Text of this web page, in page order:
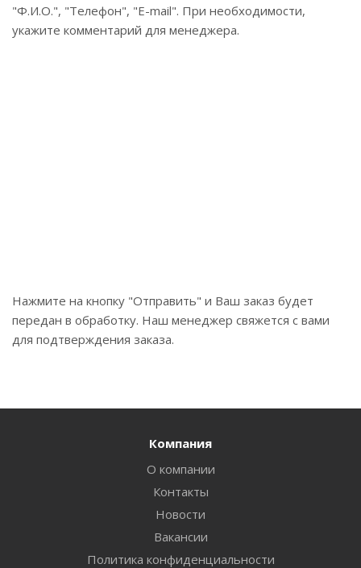
"Ф.И.О.", "Телефон", "E-mail". При необходимости,
укажите комментарий для менеджера.
Нажмите на кнопку "Отправить" и Ваш заказ будет
передан в обработку. Наш менеджер свяжется с вами
для подтверждения заказа.
Компания
О компании
Контакты
Новости
Вакансии
Политика конфиденциальности